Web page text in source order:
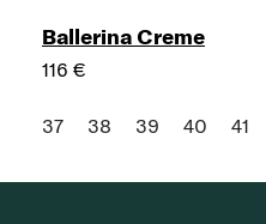
Ballerina Creme
116 €
37 38 39 40 41